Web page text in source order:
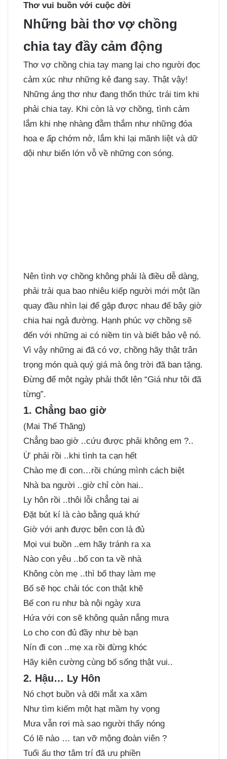
Thơ vui buồn với cuộc đời
Những bài thơ vợ chồng
chia tay đầy cảm động
Thơ vợ chồng chia tay mang lại cho người đọc
cảm xúc như những kẻ đang say. Thật vậy!
Những áng thơ như đang thổn thức trái tim khi
phải chia tay. Khi còn là vợ chồng, tình cảm
lắm khi nhẹ nhàng đằm thắm như những đóa
hoa e ấp chớm nở, lắm khi lại mãnh liệt và dữ
dội như biển lớn vỗ về những con sóng.
Nên tình vợ chồng không phải là điều dễ dàng,
phải trải qua bao nhiêu kiếp người mới một lần
quay đầu nhìn lại để gặp được nhau để bây giờ
chia hai ngả đường. Hạnh phúc vợ chồng sẽ
đến với những ai có niềm tin và biết bảo vệ nó.
Vì vậy những ai đã có vợ, chồng hãy thật trân
trọng món quà quý giá mà ông trời đã ban tặng.
Đừng để một ngày phải thốt lên “Giá như tôi đã
từng”.
1. Chẳng bao giờ
(Mai Thế Thăng)
Chẳng bao giờ ..cứu được phải không em ?..
Ừ phải rồi ..khi tình ta cạn hết
Chào mẹ đi con…rồi chúng mình cách biệt
Nhà ba người ..giờ chỉ còn hai..
Ly hôn rồi ..thôi lỗi chẳng tại ai
Đặt bút kí là cào bằng quá khứ
Giờ với anh được bên con là đủ
Mọi vui buồn ..em hãy tránh ra xa
Nào con yêu ..bố con ta về nhà
Không còn mẹ ..thì bố thay làm mẹ
Bố sẽ học chải tóc con thật khẽ
Bế con ru như bà nội ngày xưa
Hứa với con sẽ không quản nắng mưa
Lo cho con đủ đầy như bè bạn
Nín đi con ..mẹ xa rồi đừng khóc
Hãy kiên cường cùng bố sống thật vui..
2. Hậu… Ly Hôn
Nó chợt buồn và dõi mắt xa xăm
Như tìm kiếm một hạt mầm hy vọng
Mưa vẫn rơi mà sao người thấy nóng
Có lẽ nào … tan vỡ mộng đoàn viên ?
Tuổi ấu thơ tâm trí đã ưu phiền